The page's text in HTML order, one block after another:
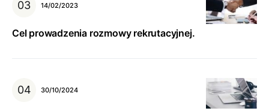
14/02/2023
Cel prowadzenia rozmowy rekrutacyjnej.
30/10/2024